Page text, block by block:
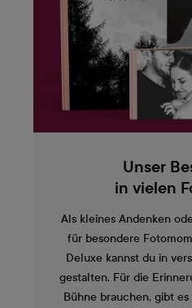
Unser
in vielen
Als kleines Andenken
für besondere
Deluxe kannst du in
gestalten. Für die
Bühne brauchen, gibt